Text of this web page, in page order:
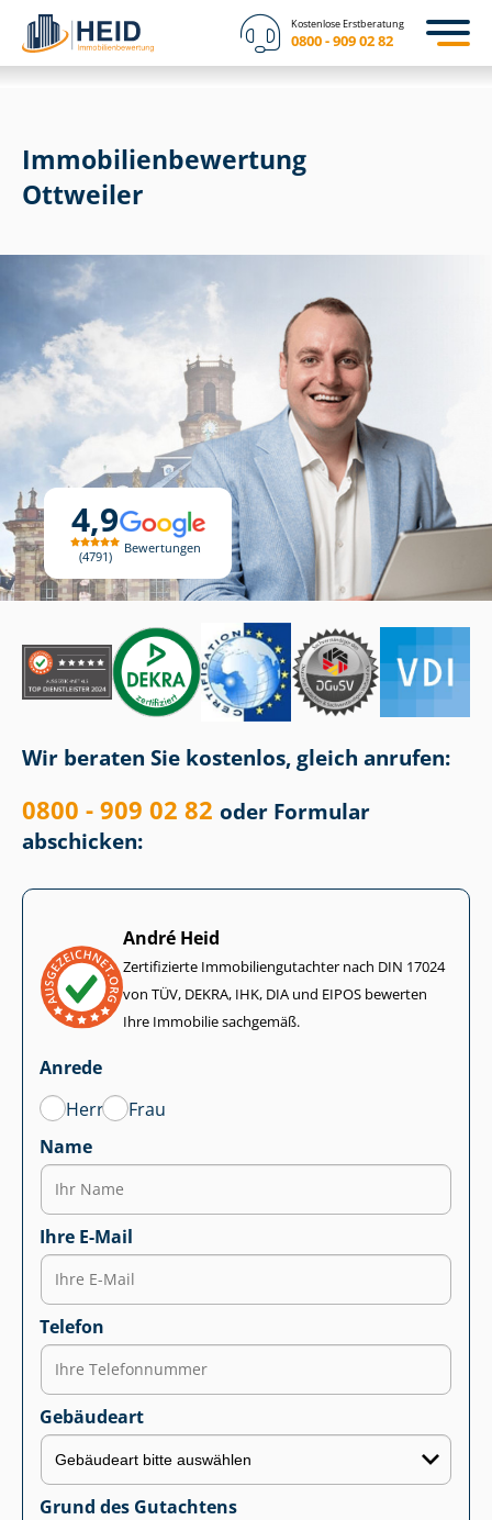
Kostenlose Erstberatung
0800 - 909 02 82
4,9
4791
Bewertungen
Immobilien­bewertung
Ottweiler
Wir beraten Sie kostenlos, gleich anrufen:
0800 - 909 02 82 oder Formular
abschicken:
André Heid
Zertifizierte Im­mo­bi­li­en­gut­ach­ter nach DIN 17024
von TÜV, DEKRA, IHK, DIA und EIPOS bewerten
Ihre Immobilie sachgemäß.
Anrede
Herr
Frau
Name
Ihre E-Mail
Telefon
Gebäudeart
Grund des Gutachtens